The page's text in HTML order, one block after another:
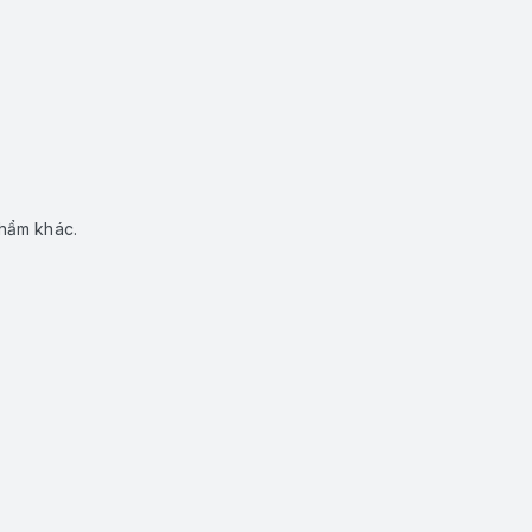
khác.